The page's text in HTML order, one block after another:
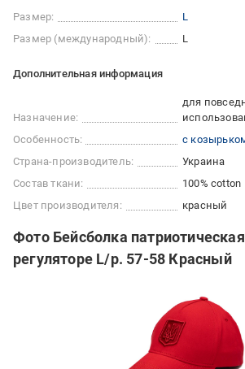
Размер:
L
Размер (международный):
L
Дополнительная информация
Назначение:
для
Особенность:
с
Страна-производитель:
Украина
Состав ткани:
100% cotton
Цвет производителя:
красный
Фото Бейсболка
регуляторе L/р. 57-58 Красный